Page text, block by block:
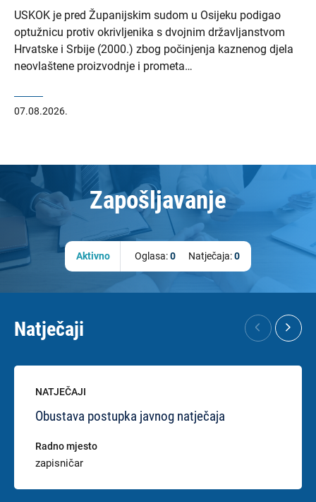
USKOK je pred Županijskim sudom u Osijeku podigao
optužnicu protiv okrivljenika s dvojnim državljanstvom
Hrvatske i Srbije (2000.) zbog počinjenja kaznenog djela
neovlaštene proizvodnje i prometa…
07.08.2026.
Zapošljavanje
Aktivno Oglasa:0 Natječaja:0
Natječaji
NATJEČAJI
Obustava postupka javnog natječaja
Radno mjesto
zapisničar